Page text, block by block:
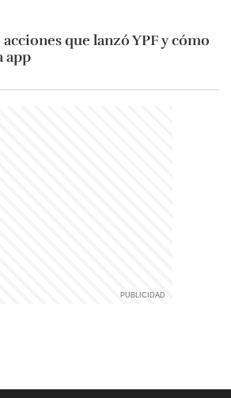
que lanzó YPF y cómo
app